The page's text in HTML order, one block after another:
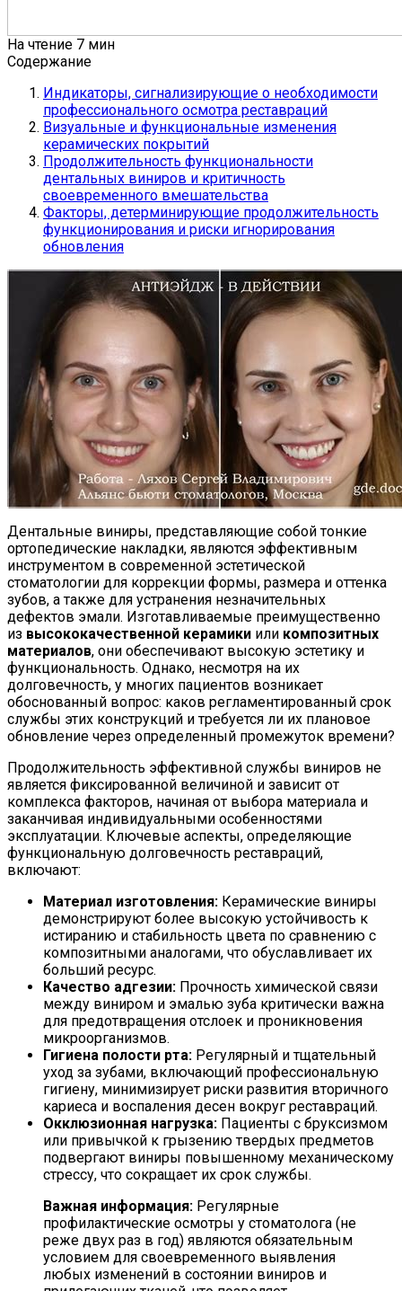
На чтение 7 мин
Содержание
Индикаторы, сигнализирующие о необходимости
профессионального осмотра реставраций
Визуальные и функциональные изменения
керамических покрытий
Продолжительность функциональности
дентальных виниров и критичность
своевременного вмешательства
Факторы, детерминирующие продолжительность
функционирования и риски игнорирования
обновления
Дентальные виниры, представляющие собой тонкие
ортопедические накладки, являются эффективным
инструментом в современной эстетической
стоматологии для коррекции формы, размера и оттенка
зубов, а также для устранения незначительных
дефектов эмали. Изготавливаемые преимущественно
из высококачественной керамики или композитных
материалов, они обеспечивают высокую эстетику и
функциональность. Однако, несмотря на их
долговечность, у многих пациентов возникает
обоснованный вопрос: каков регламентированный срок
службы этих конструкций и требуется ли их плановое
обновление через определенный промежуток времени?
Продолжительность эффективной службы виниров не
является фиксированной величиной и зависит от
комплекса факторов, начиная от выбора материала и
заканчивая индивидуальными особенностями
эксплуатации. Ключевые аспекты, определяющие
функциональную долговечность реставраций,
включают:
Материал изготовления: Керамические виниры
демонстрируют более высокую устойчивость к
истиранию и стабильность цвета по сравнению с
композитными аналогами, что обуславливает их
больший ресурс.
Качество адгезии: Прочность химической связи
между виниром и эмалью зуба критически важна
для предотвращения отслоек и проникновения
микроорганизмов.
Гигиена полости рта: Регулярный и тщательный
уход за зубами, включающий профессиональную
гигиену, минимизирует риски развития вторичного
кариеса и воспаления десен вокруг реставраций.
Окклюзионная нагрузка: Пациенты с бруксизмом
или привычкой к грызению твердых предметов
подвергают виниры повышенному механическому
стрессу, что сокращает их срок службы.
Важная информация: Регулярные
профилактические осмотры у стоматолога (не
реже двух раз в год) являются обязательным
условием для своевременного выявления
любых изменений в состоянии виниров и